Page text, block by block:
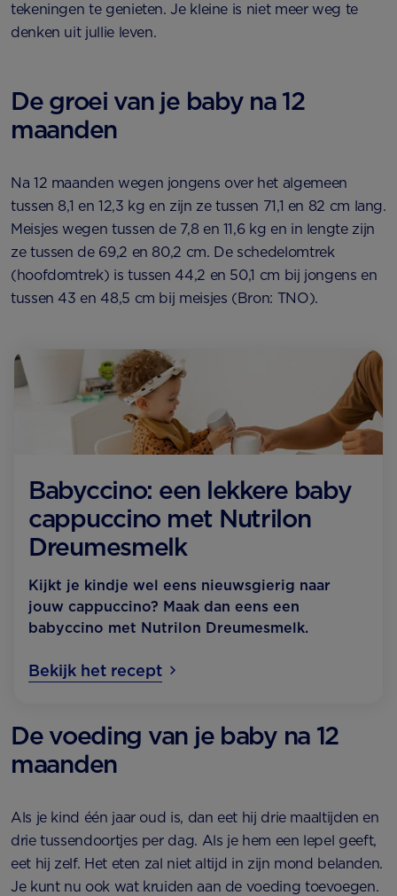
tekeningen te genieten. Je kleine is niet meer weg te
denken uit jullie leven.
De groei van je baby na 12
maanden
Na 12 maanden wegen jongens over het algemeen
tussen 8,1 en 12,3 kg en zijn ze tussen 71,1 en 82 cm lang.
Meisjes wegen tussen de 7,8 en 11,6 kg en in lengte zijn
ze tussen de 69,2 en 80,2 cm. De schedelomtrek
(hoofdomtrek) is tussen 44,2 en 50,1 cm bij jongens en
tussen 43 en 48,5 cm bij meisjes (Bron: TNO).
Babyccino: een lekkere baby
cappuccino met Nutrilon
Dreumesmelk
Kijkt je kindje wel eens nieuwsgierig naar
jouw cappuccino? Maak dan eens een
babyccino met Nutrilon Dreumesmelk.
Bekijk het recept
De voeding van je baby na 12
maanden
Als je kind één jaar oud is, dan eet hij drie maaltijden en
drie tussendoortjes per dag. Als je hem een lepel geeft,
eet hij zelf. Het eten zal niet altijd in zijn mond belanden.
Je kunt nu ook wat kruiden aan de voeding toevoegen.